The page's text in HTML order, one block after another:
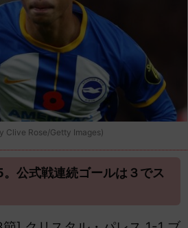
Clive Rose/Getty Images)
公式戦連続ゴールは３でス